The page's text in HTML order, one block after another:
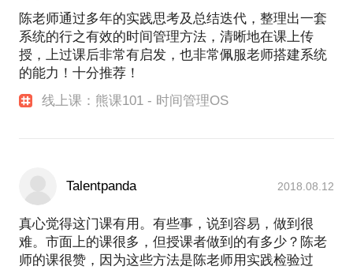
陈老师通过多年的实践思考及总结迭代，整理出一套
系统的行之有效的时间管理方法，清晰地在课上传
授，上过课后非常有启发，也非常佩服老师搭建系统
的能力！十分推荐！
线上课：熊课101 - 时间管理OS
Talentpanda 2018.08.12
真心觉得这门课有用。有些事，说到容易，做到很
难。市面上的课很多，但授课者做到的有多少？陈老
师的课很赞，因为这些方法是陈老师用实践检验过